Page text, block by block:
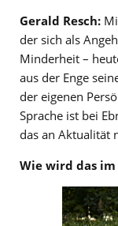
Gerald Resch:
der sich als
Minderheit –
aus der Enge
der eigenen
Sprache ist bei
das an Aktualität
Wie wird das im